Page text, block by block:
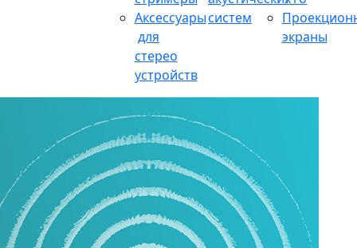
Аксессуары
для
стерео
устройств
систем
экраны